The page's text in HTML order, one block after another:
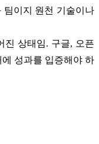
팀이지 원천 기술이나
진 상태임. 구글, 오픈
성과를 입증해야 하